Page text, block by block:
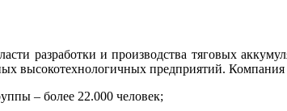
разработки и производства тяговых
высокотехнологичных предприятий.
– более 22.000 человек;